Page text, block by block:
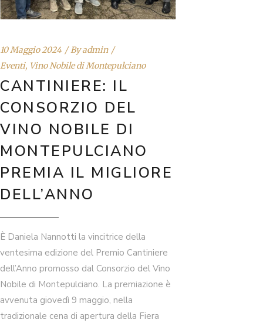
10 Maggio 2024 Byadmin
Eventi, Vino Nobile di Montepulciano
CANTINIERE: IL
CONSORZIO DEL
VINO NOBILE DI
MONTEPULCIANO
PREMIA IL MIGLIORE
DELL’ANNO
È Daniela Nannotti la vincitrice della
ventesima edizione del Premio Cantiniere
dell’Anno promosso dal Consorzio del Vino
Nobile di Montepulciano. La premiazione è
avvenuta giovedì 9 maggio, nella
tradizionale cena di apertura della Fiera